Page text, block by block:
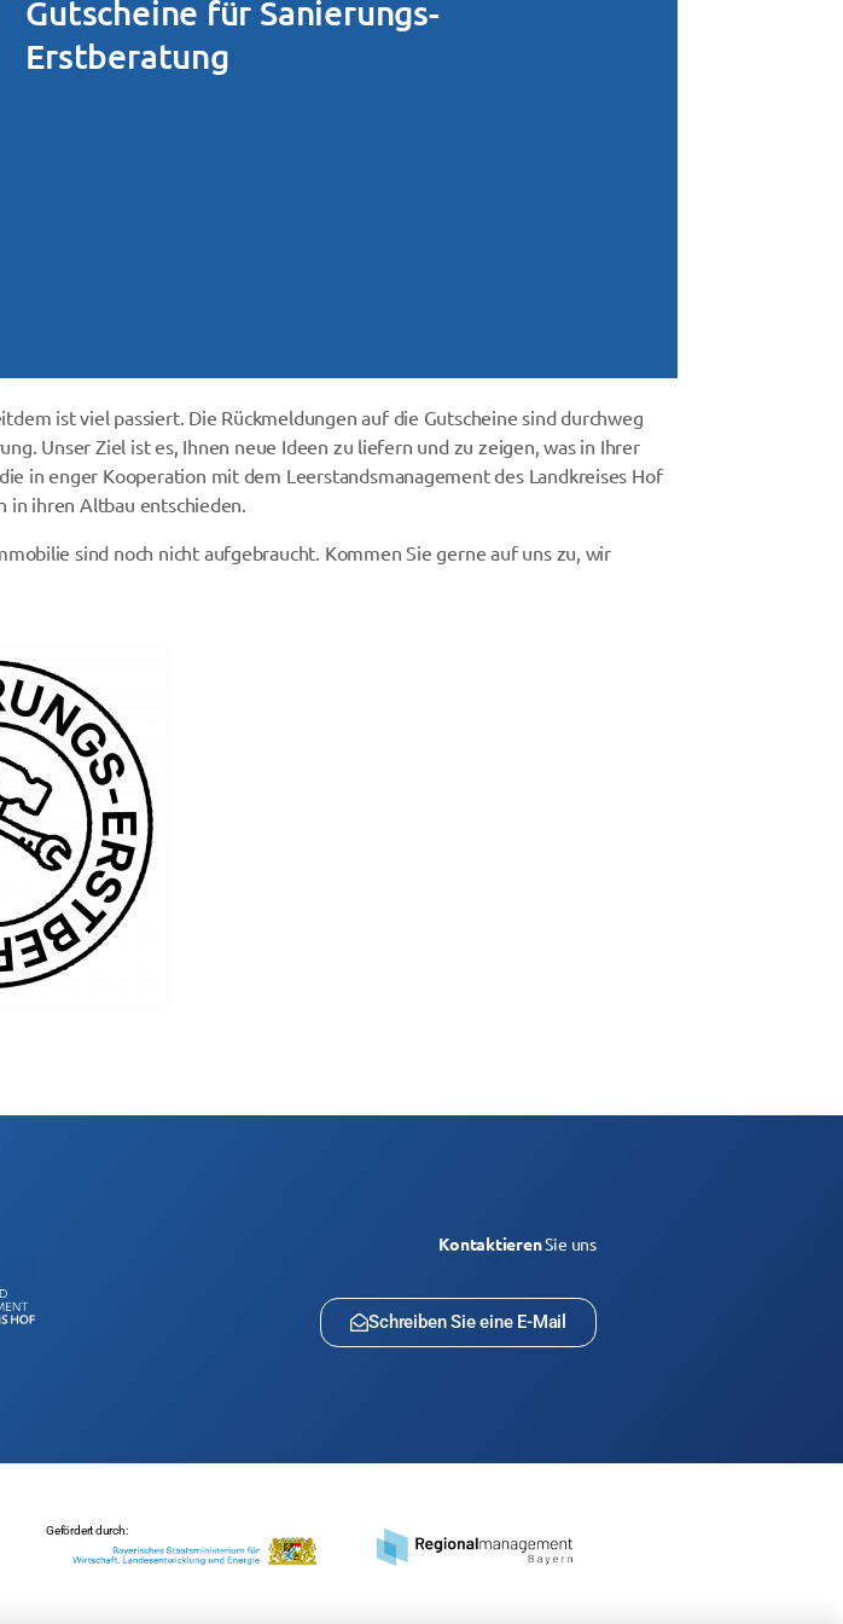
Gutscheine für Sanierungs-
Erstberatung
ist viel passiert. Die Rückmeldungen auf die Gutscheine sind durchweg
Unser Ziel ist es, Ihnen neue Ideen zu liefern und zu zeigen, was in Ihrer
in enger Kooperation mit dem Leerstandsmanagement des Landkreises Hof
in ihren Altbau entschieden.
sind noch nicht aufgebraucht. Kommen Sie gerne auf uns zu, wir
KontaktierenSie uns
Schreiben Sie eine E-Mail
Gefördert durch: